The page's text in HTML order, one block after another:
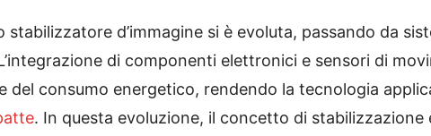
d’immagine si è evoluta, passando da
di componenti elettronici e sensori di
del consumo energetico, rendendo la tecnologia
. In questa evoluzione, il concetto di